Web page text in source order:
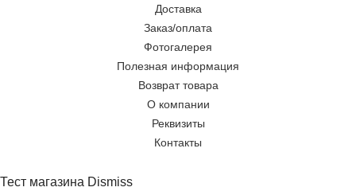
Доставка
Заказ/оплата
Фотогалерея
Полезная информация
Возврат товара
О компании
Реквизиты
Контакты
Тест магазина Dismiss